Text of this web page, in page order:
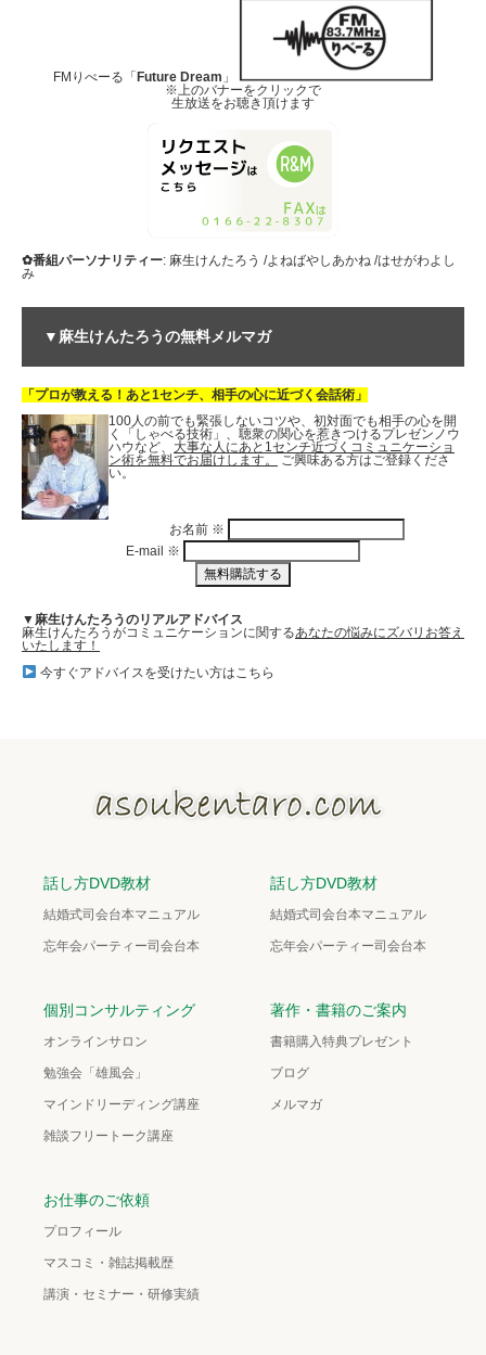
FMりべーる「 Future Dream 」
※上のバナーをクリックで
生放送をお聴き頂けます
✿番組パーソナリティー: 麻生けんたろう /よねばやしあかね /はせがわよし
み
▼麻生けんたろうの無料メルマガ
「プロが教える！あと1センチ、相手の心に近づく会話術」
100人の前でも緊張しないコツや、初対面でも相手の心を開
く「しゃべる技術」、聴衆の関心を惹きつけるプレゼンノウ
ハウなど、 大事な人にあと1センチ近づくコミュニケーショ
ン術を無料でお届けします。
ご興味ある方はご登録くださ
い。
お名前 ※
E-mail ※
▼麻生けんたろうのリアルアドバイス
麻生けんたろうがコミュニケーションに関するあなたの悩みにズバリお答え
いたします！
今すぐアドバイスを受けたい方はこちら
話し方DVD教材
結婚式司会台本マニュアル
忘年会パーティー司会台本
話し方DVD教材
結婚式司会台本マニュアル
忘年会パーティー司会台本
個別コンサルティング
オンラインサロン
勉強会「雄風会」
マインドリーディング講座
雑談フリートーク講座
著作・書籍のご案内
書籍購入特典プレゼント
ブログ
メルマガ
お仕事のご依頼
プロフィール
マスコミ・雑誌掲載歴
講演・セミナー・研修実績